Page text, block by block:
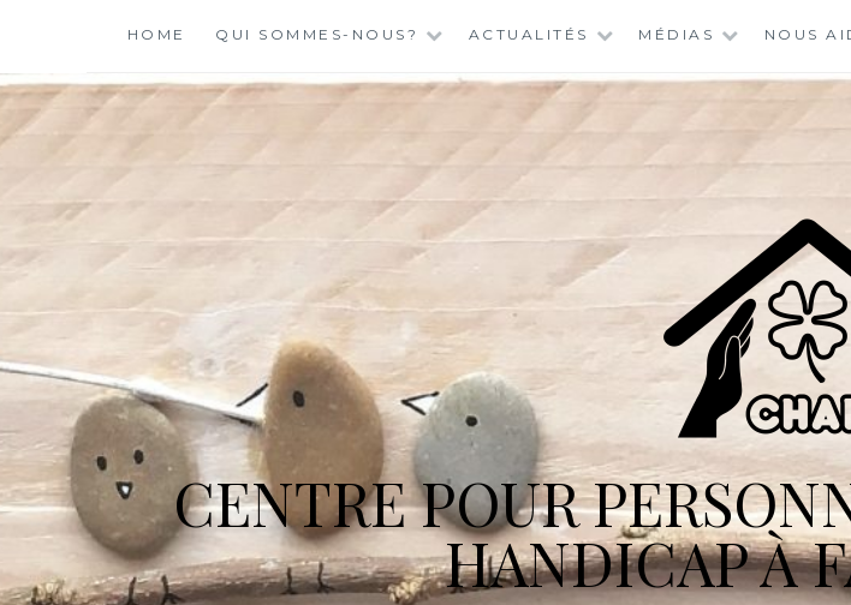
content
HOME QUI SOMMES-NOUS? ACTUALITÉS MÉDIAS NOUS
CENTRE POUR
HANDICAP À